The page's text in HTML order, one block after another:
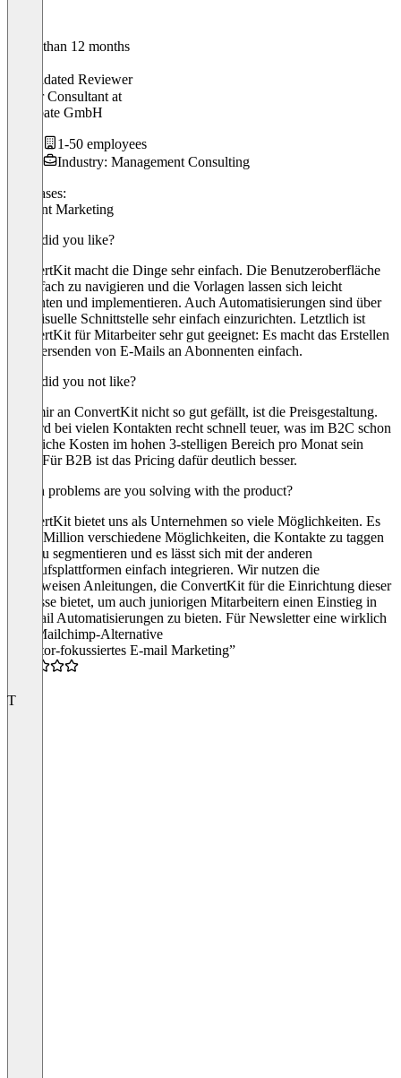
Older than 12 months
Validated Reviewer
Senior Consultant at
Excubate GmbH
1-50 employees
Industry: Management Consulting
Use cases:
Content Marketing
What did you like?
ConvertKit macht die Dinge sehr einfach. Die Benutzeroberfläche
ist einfach zu navigieren und die Vorlagen lassen sich leicht
einrichten und implementieren. Auch Automatisierungen sind über
eine visuelle Schnittstelle sehr einfach einzurichten. Letztlich ist
ConvertKit für Mitarbeiter sehr gut geeignet: Es macht das Erstellen
und Versenden von E-Mails an Abonnenten einfach.
What did you not like?
Was mir an ConvertKit nicht so gut gefällt, ist die Preisgestaltung.
Es wird bei vielen Kontakten recht schnell teuer, was im B2C schon
erhebliche Kosten im hohen 3-stelligen Bereich pro Monat sein
kann. Für B2B ist das Pricing dafür deutlich besser.
Which problems are you solving with the product?
ConvertKit bietet uns als Unternehmen so viele Möglichkeiten. Es
gibt 1 Million verschiedene Möglichkeiten, die Kontakte zu taggen
oder zu segmentieren und es lässt sich mit der anderen
Verkaufsplattformen einfach integrieren. Wir nutzen die
schrittweisen Anleitungen, die ConvertKit für die Einrichtung dieser
Prozesse bietet, um auch juniorigen Mitarbeitern einen Einstieg in
die Mail Automatisierungen zu bieten. Für Newsletter eine wirklich
gute Mailchimp-Alternative
“Creator-fokussiertes E-mail Marketing”
T